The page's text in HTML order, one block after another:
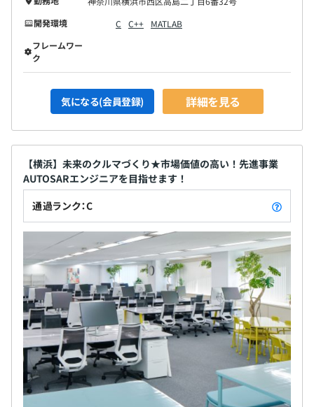
開発環境
C C++
MATLAB
フレームワー
ク
気になる(会員登録) 詳細を見る
【横浜】未来のクルマづくり★市場価値の高い！先進事業
AUTOSARエンジニアを目指せます！
通過ランク：C